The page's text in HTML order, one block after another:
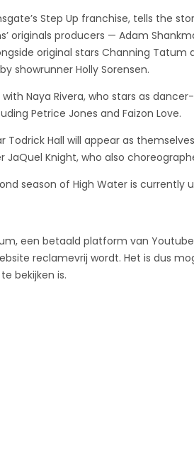
Step Up franchise, tells the
originals producers — Adam
original stars Channing Tatum
showrunner Holly Sorensen.
Naya Rivera, who stars as
Petrice Jones and Faizon Love.
Todrick Hall will appear as
Knight, who also
season of High Water is currently
een betaald platform van
reclamevrij wordt. Het is dus
bekijken is.